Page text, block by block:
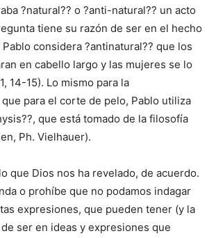
?natural?? o ?anti-natural?? un acto
tiene su razón de ser en el hecho
considera ?antinatural?? que los
en cabello largo y las mujeres se lo
14-15). Lo mismo para la
para el corte de pelo, Pablo utiliza
que está tomado de la filosofía
Ph. Vielhauer).
que Dios nos ha revelado, de acuerdo.
o prohíbe que no podamos indagar
expresiones, que pueden tener (y la
ser en ideas y expresiones que